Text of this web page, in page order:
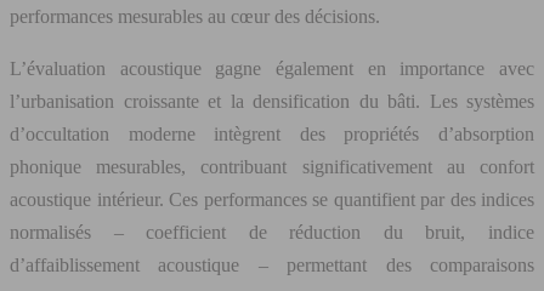
performances mesurables au cœur des décisions.
L’évaluation acoustique gagne également en importance avec
l’urbanisation croissante et la densification du bâti. Les systèmes
d’occultation moderne intègrent des propriétés d’absorption
phonique mesurables, contribuant significativement au confort
acoustique intérieur. Ces performances se quantifient par des indices
normalisés – coefficient de réduction du bruit, indice
d’affaiblissement acoustique – permettant des comparaisons